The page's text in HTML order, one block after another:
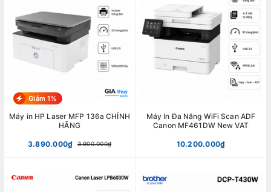
Giảm 1%
Máy in HP Laser MFP 136a CHÍNH
HÃNG
3.890.000₫ 3.900.000₫
Máy In Đa Năng WiFi Scan ADF
Canon MF461DW New VAT
10.200.000₫